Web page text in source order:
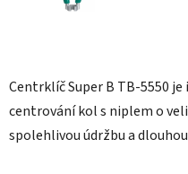
Centrklíč Super B TB-5550
centrování kol s niplem o
spolehlivou údržbu a